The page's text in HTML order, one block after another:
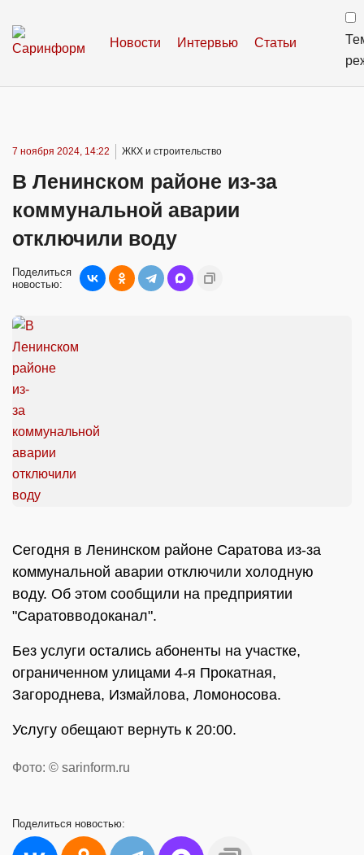
Новости Интервью Статьи
7 ноября 2024, 14:22 ЖКХ и строительство
В Ленинском районе из-за
коммунальной аварии
отключили воду
Поделиться
новостью:
Сегодня в Ленинском районе Саратова из-за
коммунальной аварии отключили холодную
воду. Об этом сообщили на предприятии
"Саратовводоканал".
Без услуги остались абоненты на участке,
ограниченном улицами 4-я Прокатная,
Загороднева, Измайлова, Ломоносова.
Услугу обещают вернуть к 20:00.
Фото: © sarinform.ru
Поделиться новостью: